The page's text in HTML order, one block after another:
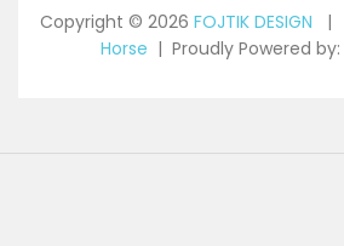
Copyright © 2026 FOJTIK DESIGN
Horse
Proudly Powered by: